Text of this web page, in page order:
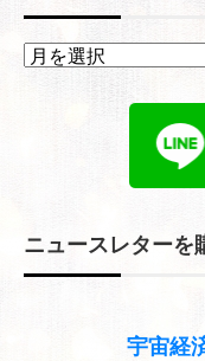
ア
ー
ニュースレターを
宇宙経